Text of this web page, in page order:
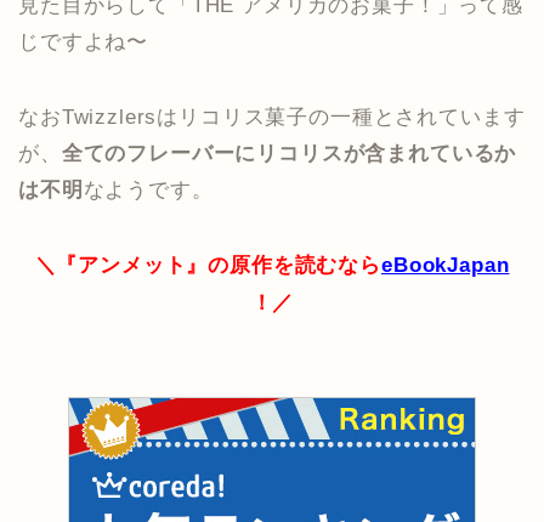
見た目からして「THE アメリカのお菓子！」って感
じですよね〜
なおTwizzlersはリコリス菓子の一種とされています
が、 全てのフレーバーにリコリスが含まれているか
は不明 なようです。
＼『アンメット』の原作を読むならeBookJapan
！／